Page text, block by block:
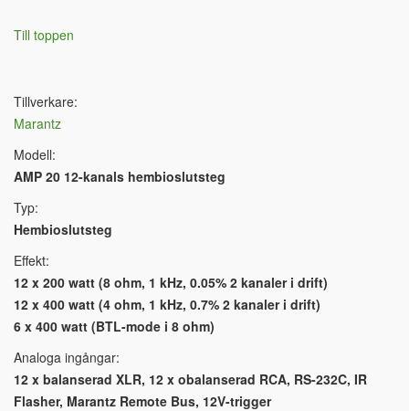
Till toppen
Tillverkare:
Marantz
Modell:
AMP 20 12-kanals hembioslutsteg
Typ:
Hembioslutsteg
Effekt:
12 x 200 watt (8 ohm, 1 kHz, 0.05% 2 kanaler i drift)
12 x 400 watt (4 ohm, 1 kHz, 0.7% 2 kanaler i drift)
6 x 400 watt (BTL-mode i 8 ohm)
Analoga ingångar:
12 x balanserad XLR, 12 x obalanserad RCA, RS-232C, IR
Flasher, Marantz Remote Bus, 12V-trigger